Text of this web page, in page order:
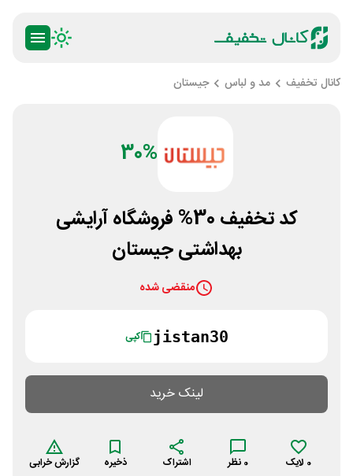
کانال تخفیف مد و لباس جیستان
30%
کد تخفیف 30% فروشگاه آرایشی
بهداشتی جیستان
منقضی شده
jistan30 کپی
لینک خرید
0 لایک 0 نظر اشتراک ذخیره گزارش خرابی